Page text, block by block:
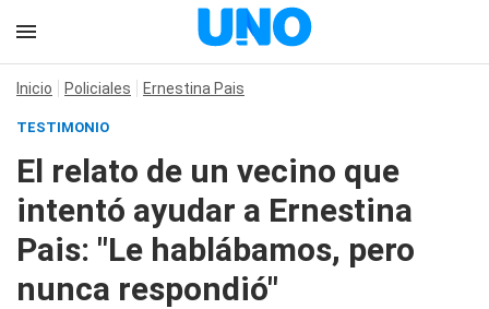
Inicio Policiales Ernestina Pais
TESTIMONIO
El relato de un vecino que
intentó ayudar a Ernestina
Pais: "Le hablábamos, pero
nunca respondió"